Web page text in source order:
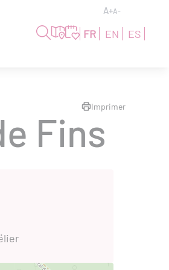
FR EN ES
A+A-
Imprimer
Fins